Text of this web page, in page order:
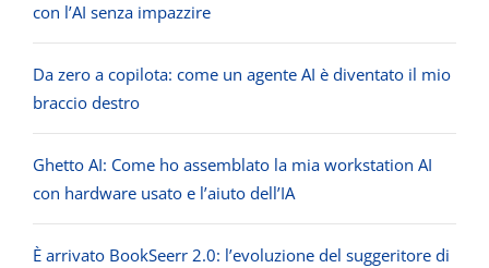
con l’AI senza impazzire
Da zero a copilota: come un agente AI è diventato il mio
braccio destro
Ghetto AI: Come ho assemblato la mia workstation AI
con hardware usato e l’aiuto dell’IA
È arrivato BookSeerr 2.0: l’evoluzione del suggeritore di